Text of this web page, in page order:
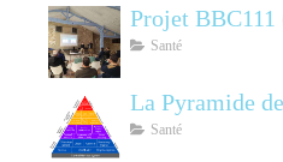
Projet
Santé
La Pyramide
Santé